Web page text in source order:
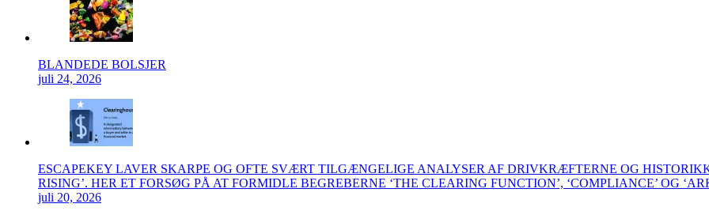
BLANDEDE BOLSJER
juli 24, 2026
ESCAPEKEY LAVER SKARPE OG OFTE SVÆRT TILGÆNGELIGE ANALYSER AF DRIVKRÆFTERNE OG
RISING’. HER ET FORSØG PÅ AT FORMIDLE BEGREBERNE ‘THE CLEARING FUNCTION’, ‘COMPLIANCE’ OG
juli 20, 2026